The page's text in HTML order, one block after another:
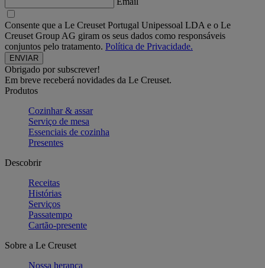
Consente que a Le Creuset Portugal Unipessoal LDA e o Le
Creuset Group AG giram os seus dados como responsáveis
conjuntos pelo tratamento. Política de Privacidade.
Obrigado por subscrever!
Em breve receberá novidades da Le Creuset.
Produtos
Cozinhar & assar
Serviço de mesa
Essenciais de cozinha
Presentes
Descobrir
Receitas
Histórias
Serviços
Passatempo
Cartão-presente
Sobre a Le Creuset
Nossa herança